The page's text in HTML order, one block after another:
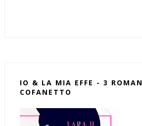
IO & LA MIA EFFE - 3
COFANETTO